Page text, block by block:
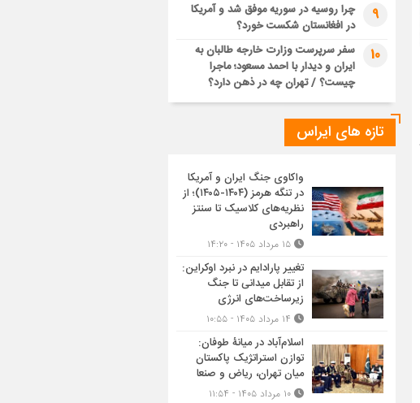
9
چرا روسیه در سوریه موفق شد و آمریکا
در افغانستان شکست خورد؟
10
سفر سرپرست وزارت خارجه طالبان به
ایران و دیدار با احمد مسعود؛ ماجرا
چیست؟ / تهران چه در ذهن دارد؟
تازه های ایراس
واکاوی جنگ ایران و آمریکا
در تنگه هرمز (۱۴۰۴-۱۴۰۵)؛ از
نظریه‌های کلاسیک تا سنتز
راهبردی
تغییر پارادایم در نبرد اوکراین:
از تقابل میدانی تا جنگ
زیرساخت‌های انرژی
اسلام‌آباد در میانۀ طوفان:
توازن استراتژیک پاکستان
میان تهران، ریاض و صنعا